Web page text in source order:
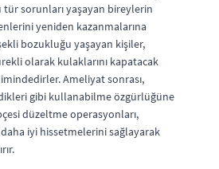
tür sorunları yaşayan bireylerin
yeniden kazanmalarına
bozukluğu yaşayan kişiler,
olarak kulaklarını kapatacak
Ameliyat sonrası,
gibi kullanabilme özgürlüğüne
düzeltme operasyonları,
iyi hissetmelerini sağlayarak